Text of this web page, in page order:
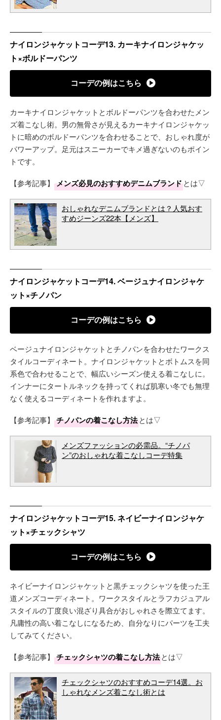
ナイロンジャケットコーデ13. カーキナイロンジャケッ
ト×ボルドーパンツ
コーデの例はこちら
カーキナイロンジャケットとボルドーパンツを合わせたメン
ズ着こなし術。男の無骨さが見えるカーキナイロンジャケッ
トに暗めのボルドーパンツを合わせることで、おしゃれ度が
パワーアップ。足元はスニーカーでキメ過ぎないのもポイン
トです。
【参考記事】 メンズ必見のおすすめデニムブランドとは▽
おしゃれなデニムブランドとは？人気おす
すめジーンズ22本【メンズ】
ナイロンジャケットコーデ14. ベージュナイロンジャケ
ット×チノパン
コーデの例はこちら
ベージュナイロンジャケットとチノパンを合わせたワークス
タイルコーディネート。ナイロンジャケットとボトムスを同
系色で合わせることで、幅広いシーズン使える着こなしに。
インナーにタートルネックを持ってくれば肌寒い冬でも無理
なく使えるコーディネートを作れますよ。
【参考記事】 チノパンの着こなし方法とは▽
メンズファッションの必需品。“チノパ
ン”のおしゃれな着こなしコーデ特集
ナイロンジャケットコーデ15. ネイビーナイロンジャケ
ット×チェックシャツ
コーデの例はこちら
ネイビーナイロンジャケットと黒チェックシャツを使った王
道メンズコーディネート。ワークスタイルとラフカジュアル
スタイルの丁度良い混ざり具合がおしゃれさを際立てます。
凡庸性の高い着こなしになるため、自分なりにパーツを工夫
してみてください。
【参考記事】 チェックシャツの着こなし方法とは▽
チェックシャツのおすすめコーデ14選。お
しゃれなメンズ着こなし術とは